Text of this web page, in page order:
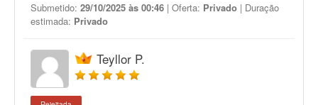
Submetido: 29/10/2025 às 00:46 | Oferta: Privado | Duração
estimada: Privado
Teyllor P.